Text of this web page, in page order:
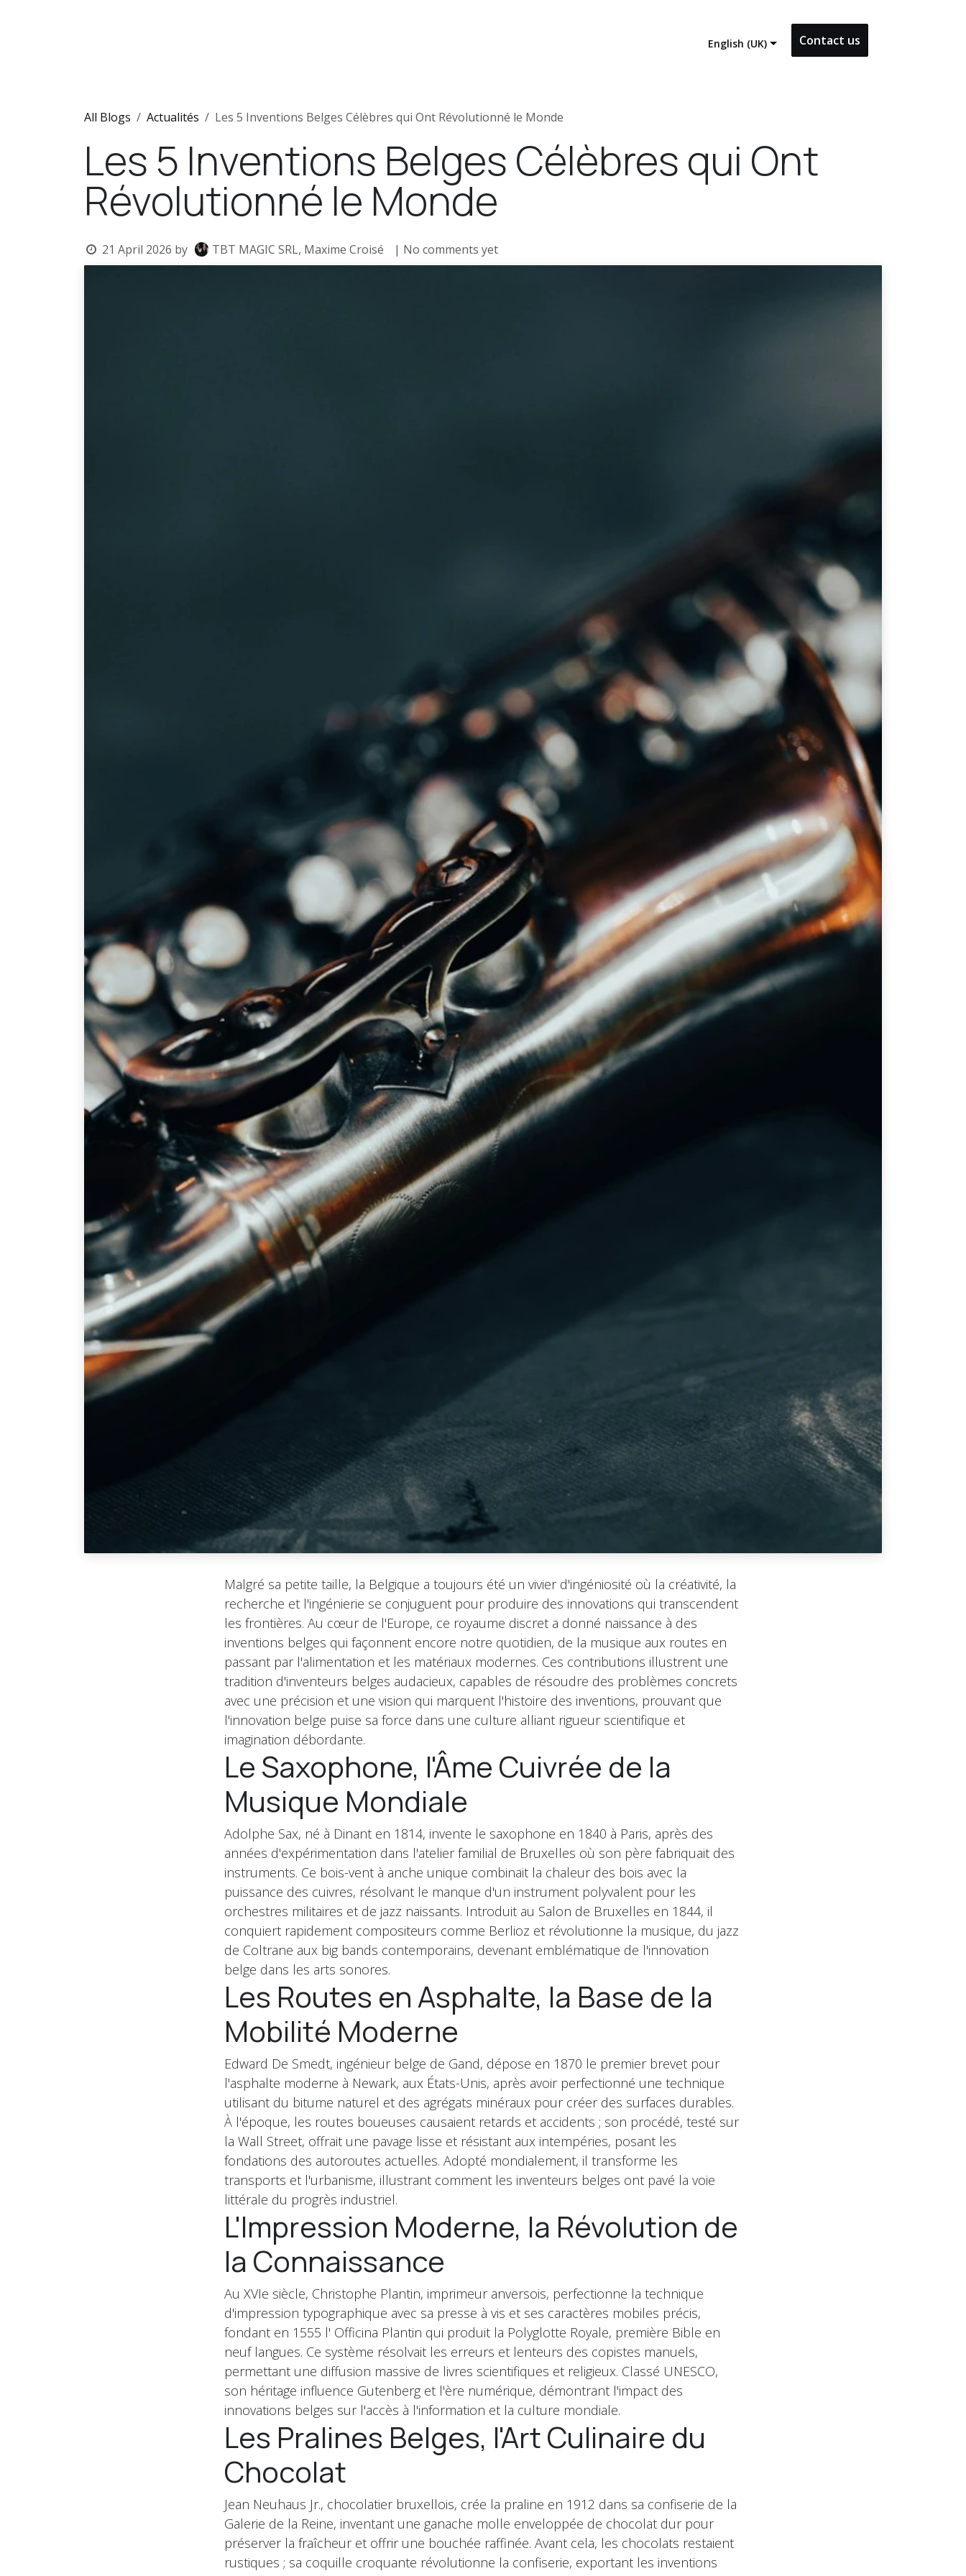
English (UK) Contact us
All Blogs Actualités Les 5 Inventions Belges Célèbres qui Ont Révolutionné le Monde
Les 5 Inventions Belges Célèbres qui Ont
Révolutionné le Monde
21 April 2026 by TBT MAGIC SRL, Maxime Croisé | No comments yet
Malgré sa petite taille, la Belgique a toujours été un vivier d'ingéniosité où la créativité, la
recherche et l'ingénierie se conjuguent pour produire des innovations qui transcendent
les frontières. Au cœur de l'Europe, ce royaume discret a donné naissance à des
inventions belges qui façonnent encore notre quotidien, de la musique aux routes en
passant par l'alimentation et les matériaux modernes. Ces contributions illustrent une
tradition d'inventeurs belges audacieux, capables de résoudre des problèmes concrets
avec une précision et une vision qui marquent l'histoire des inventions, prouvant que
l'innovation belge puise sa force dans une culture alliant rigueur scientifique et
imagination débordante.
Le Saxophone, l'Âme Cuivrée de la
Musique Mondiale
Adolphe Sax, né à Dinant en 1814, invente le saxophone en 1840 à Paris, après des
années d'expérimentation dans l'atelier familial de Bruxelles où son père fabriquait des
instruments. Ce bois-vent à anche unique combinait la chaleur des bois avec la
puissance des cuivres, résolvant le manque d'un instrument polyvalent pour les
orchestres militaires et de jazz naissants. Introduit au Salon de Bruxelles en 1844, il
conquiert rapidement compositeurs comme Berlioz et révolutionne la musique, du jazz
de Coltrane aux big bands contemporains, devenant emblématique de l'innovation
belge dans les arts sonores.
Les Routes en Asphalte, la Base de la
Mobilité Moderne
Edward De Smedt, ingénieur belge de Gand, dépose en 1870 le premier brevet pour
l'asphalte moderne à Newark, aux États-Unis, après avoir perfectionné une technique
utilisant du bitume naturel et des agrégats minéraux pour créer des surfaces durables.
À l'époque, les routes boueuses causaient retards et accidents ; son procédé, testé sur
la Wall Street, offrait une pavage lisse et résistant aux intempéries, posant les
fondations des autoroutes actuelles. Adopté mondialement, il transforme les
transports et l'urbanisme, illustrant comment les inventeurs belges ont pavé la voie
littérale du progrès industriel.
L'Impression Moderne, la Révolution de
la Connaissance
Au XVIe siècle, Christophe Plantin, imprimeur anversois, perfectionne la technique
d'impression typographique avec sa presse à vis et ses caractères mobiles précis,
fondant en 1555 l' Officina Plantin qui produit la Polyglotte Royale, première Bible en
neuf langues. Ce système résolvait les erreurs et lenteurs des copistes manuels,
permettant une diffusion massive de livres scientifiques et religieux. Classé UNESCO,
son héritage influence Gutenberg et l'ère numérique, démontrant l'impact des
innovations belges sur l'accès à l'information et la culture mondiale.
Les Pralines Belges, l'Art Culinaire du
Chocolat
Jean Neuhaus Jr., chocolatier bruxellois, crée la praline en 1912 dans sa confiserie de la
Galerie de la Reine, inventant une ganache molle enveloppée de chocolat dur pour
préserver la fraîcheur et offrir une bouchée raffinée. Avant cela, les chocolats restaient
rustiques ; sa coquille croquante révolutionne la confiserie, exportant les inventions